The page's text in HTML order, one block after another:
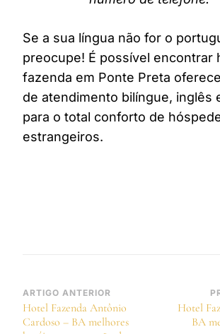
Se a sua língua não for o
preocupe! É possível encontrar
fazenda em Ponte Preta
de atendimento bilíngue, inglês
para o total conforto de
estrangeiros.
Navegação
de
ARTIGO ANTERIOR
Hotel Fazenda Antônio
Cardoso – BA melhores
Hotel
BA